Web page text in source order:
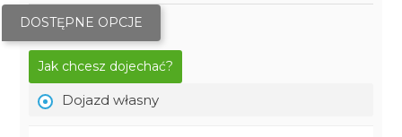
DOSTĘPNE OPCJE
Jak chcesz dojechać?
Dojazd własny